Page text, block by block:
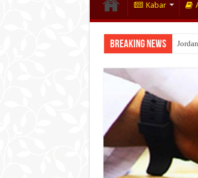
Kabar
Breaking News